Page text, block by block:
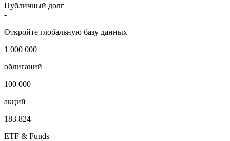
Публичный долг
-
Откройте глобальную базу данных
1 000 000
облигаций
100 000
акций
183 824
ETF & Funds